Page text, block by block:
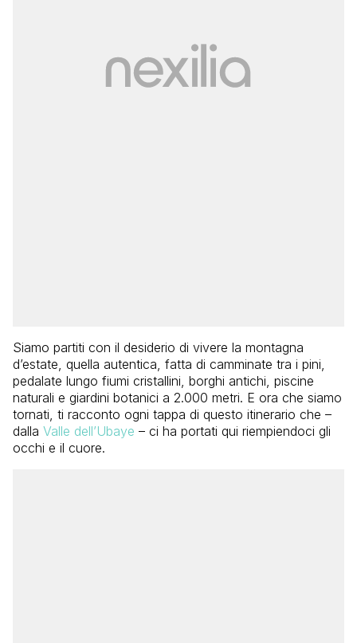
Siamo partiti con il desiderio di vivere la montagna
d’estate, quella autentica, fatta di camminate tra i pini,
pedalate lungo fiumi cristallini, borghi antichi, piscine
naturali e giardini botanici a 2.000 metri. E ora che siamo
tornati, ti racconto ogni tappa di questo itinerario che –
dalla Valle dell’Ubaye – ci ha portati qui riempiendoci gli
occhi e il cuore.